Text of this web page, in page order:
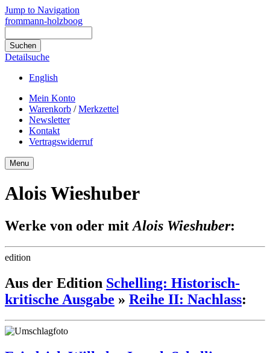
Jump to Navigation
frommann-holzboog
Detailsuche
English
Mein Konto
Warenkorb /Merkzettel
Newsletter
Kontakt
Vertragswiderruf
Menu
Alois Wieshuber
Werke von oder mit Alois Wieshuber:
edition
Aus der Edition Schelling: Historisch-
kritische Ausgabe » Reihe II: Nachlass: